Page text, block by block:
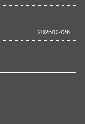
2025/02/26